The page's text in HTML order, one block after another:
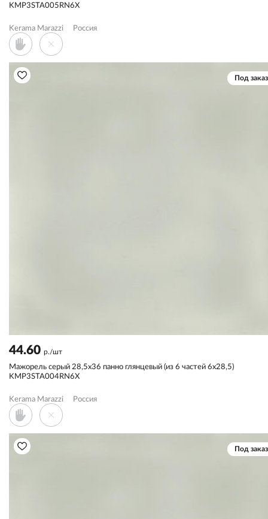
KMP3STA005RN6X
Kerama Marazzi Россия
Под заказ
44.60 р./шт
Мажорель серый 28,5x36 панно глянцевый (из 6 частей 6х28,5)
KMP3STA004RN6X
Kerama Marazzi Россия
Под заказ